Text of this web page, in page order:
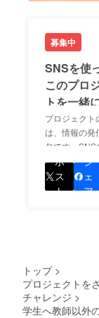
募集中
SNSを使
このプロ
トを一緒
ましょう
プロジェクト
は、情報の発
欠です。SNS
をして、あな
しているプロ
の良さを知っ
ポ
ス
ト
シ
ェ
ア
トップ >
プロジェクトを
チャレンジ >
学生へ教師以外